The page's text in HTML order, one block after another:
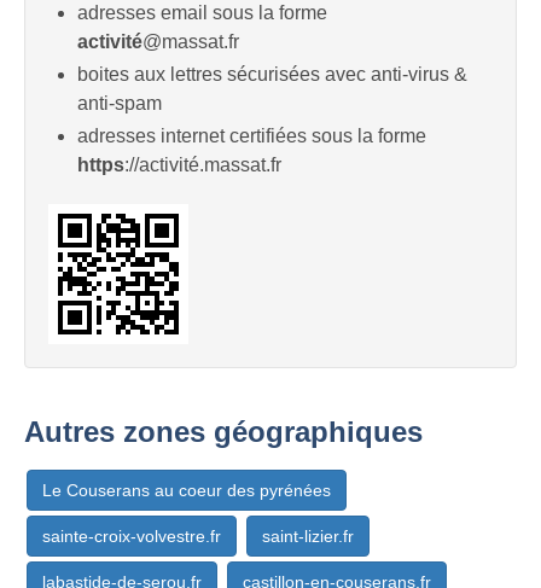
adresses email sous la forme
activité@massat.fr
boites aux lettres sécurisées avec anti-virus &
anti-spam
adresses internet certifiées sous la forme
https://activité.massat.fr
Autres zones géographiques
Le Couserans au coeur des pyrénées
sainte-croix-volvestre.fr saint-lizier.fr
labastide-de-serou.fr castillon-en-couserans.fr